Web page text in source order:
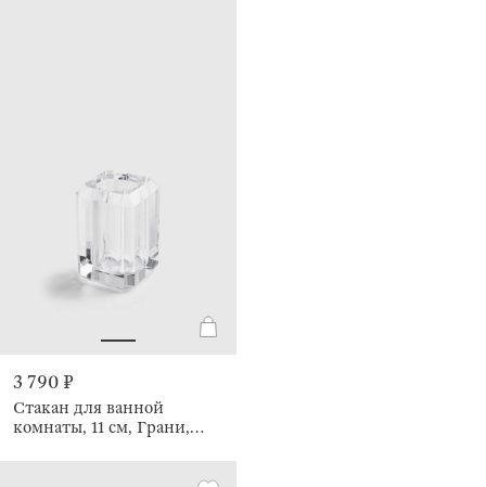
3 790 ₽
Стакан для ванной
комнаты, 11 см, Грани,